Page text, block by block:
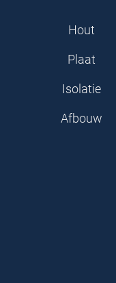
Hout
Plaat
Isolatie
Afbouw